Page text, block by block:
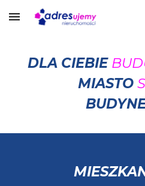
Skip to main content
DLA CIEBIE
MIASTO